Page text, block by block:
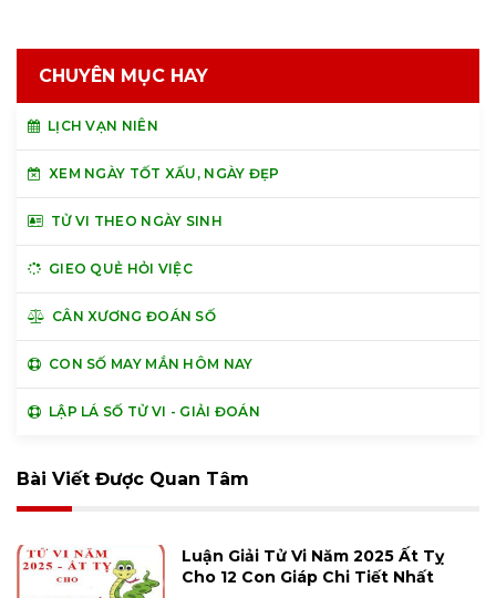
CHUYÊN MỤC HAY
LỊCH VẠN NIÊN
XEM NGÀY TỐT XẤU, NGÀY ĐẸP
TỬ VI THEO NGÀY SINH
GIEO QUẺ HỎI VIỆC
CÂN XƯƠNG ĐOÁN SỐ
CON SỐ MAY MẮN HÔM NAY
LẬP LÁ SỐ TỬ VI - GIẢI ĐOÁN
Bài Viết Được Quan Tâm
Luận Giải Tử Vi Năm 2025 Ất Tỵ
Cho 12 Con Giáp Chi Tiết Nhất